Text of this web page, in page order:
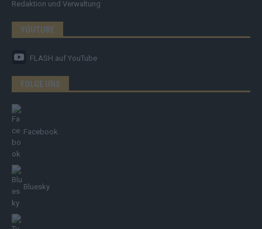
Redaktion und Verwaltung
YOUTUBE
FLASH auf YouTube
FOLGE UNS
Facebook
Bluesky